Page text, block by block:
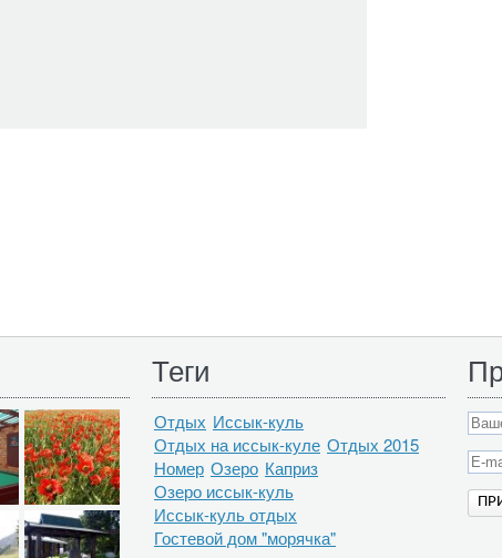
Теги
Отдых Иссык-куль
Отдых на иссык-куле Отдых 2015
Номер Озеро Каприз
Озеро иссык-куль
Иссык-куль отдых
Гостевой дом "морячка"